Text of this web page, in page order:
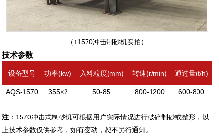
（↑1570冲击制砂机实拍）
技术参数
设备型号 功率(kw) 入料粒度(mm) 转速(r/min) 通过量(t/h)
AQS-1570 355×2 50-85 800-1200 600-800
注 ：1570冲击式制砂机可根据用户实际情况进行破碎制砂或整形，以
上技术参数仅供参考，如有变动，恕不另行通知。